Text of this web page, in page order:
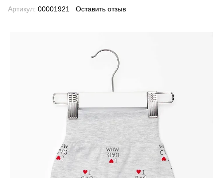
Артикул: 00001921 Оставить отзыв